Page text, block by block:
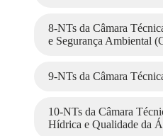
8-NTs da Câmara
e Segurança Ambiental
9-NTs da Câmara
10-NTs da Câmara
Hídrica e Qualidade da